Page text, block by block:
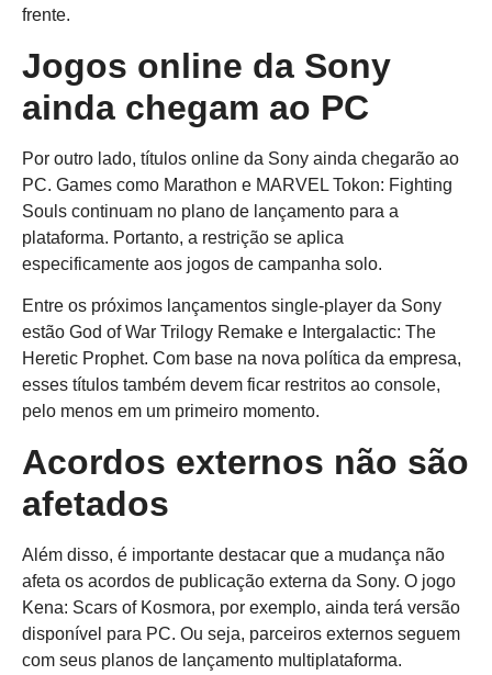
frente.
Jogos online da Sony
ainda chegam ao PC
Por outro lado, títulos online da Sony ainda chegarão ao
PC. Games como Marathon e MARVEL Tokon: Fighting
Souls continuam no plano de lançamento para a
plataforma. Portanto, a restrição se aplica
especificamente aos jogos de campanha solo.
Entre os próximos lançamentos single-player da Sony
estão God of War Trilogy Remake e Intergalactic: The
Heretic Prophet. Com base na nova política da empresa,
esses títulos também devem ficar restritos ao console,
pelo menos em um primeiro momento.
Acordos externos não são
afetados
Além disso, é importante destacar que a mudança não
afeta os acordos de publicação externa da Sony. O jogo
Kena: Scars of Kosmora, por exemplo, ainda terá versão
disponível para PC. Ou seja, parceiros externos seguem
com seus planos de lançamento multiplataforma.